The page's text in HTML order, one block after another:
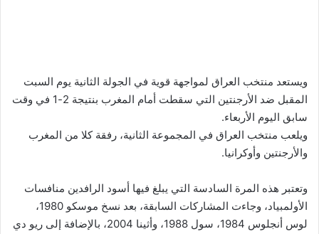
ويستعد منتخب العراق لمواجهة قوية في الجولة الثانية يوم السبت
المقبل ضد الأرجنتين التي سقطت أمام المغرب بنتيجة 2-1 في وقت
سابق اليوم الأربعاء.
ويلعب منتخب العراق في المجموعة الثانية، رفقة كلا من المغرب
والأرجنتين وأوكرانيا.
وتعتبر هذه المرة السادسة التي يبلغ فيها أسود الرافدين منافسات
الأولمبياد، وجاءت المشاركات السابقة، بعد نسخ موسكو 1980،
لوس أنجلوس 1984، سول 1988، وأثينا 2004، بالإضافة إلى ريو دي